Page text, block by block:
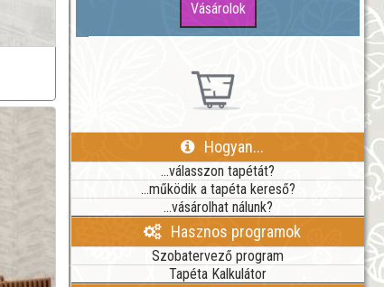
Hogyan...
...válasszon tapétát?
...működik a tapéta kereső?
...vásárolhat nálunk?
Hasznos programok
Szobatervező program
Tapéta Kalkulátor